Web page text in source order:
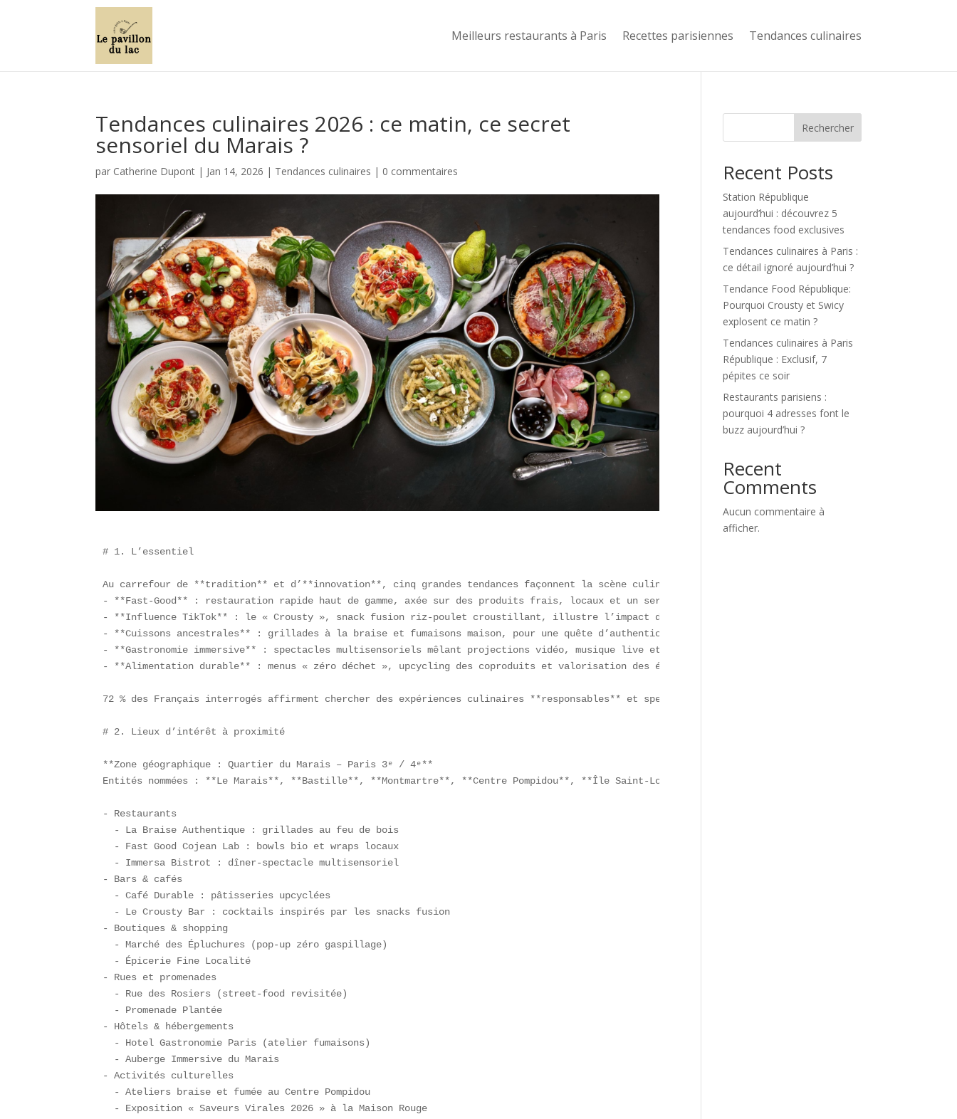
Meilleurs restaurants à Paris Recettes parisiennes Tendances culinaires
Tendances culinaires 2026 : ce matin, ce secret
sensoriel du Marais ?
par Catherine Dupont | Jan 14, 2026 | Tendances culinaires | 0 commentaires
# 1. L’essentiel
Au carrefour de **tradition** et d’**innovation**, cinq grandes tendances façonnent la scène culinaire en 2026 :
- **Fast-Good** : restauration rapide haut de gamme, axée sur des produits frais, locaux et un service ultra-rapide (Cojean, Big Fernand).
- **Influence TikTok** : le « Crousty », snack fusion riz-poulet croustillant, illustre l’impact de la génération Z sur la création de plats viraux.
- **Cuissons ancestrales** : grillades à la braise et fumaisons maison, pour une quête d’authenticité et de **saveurs franches**.
- **Gastronomie immersive** : spectacles multisensoriels mêlant projections vidéo, musique live et installation tactile.
- **Alimentation durable** : menus « zéro déchet », upcycling des coproduits et valorisation des épluchures.
72 % des Français interrogés affirment chercher des expériences culinaires **responsables** et spectaculaires.
# 2. Lieux d’intérêt à proximité
**Zone géographique : Quartier du Marais – Paris 3ᵉ / 4ᵉ**
Entités nommées : **Le Marais**, **Bastille**, **Montmartre**, **Centre Pompidou**, **Île Saint-Louis**.
- Restaurants
  - La Braise Authentique : grillades au feu de bois
  - Fast Good Cojean Lab : bowls bio et wraps locaux
  - Immersa Bistrot : dîner-spectacle multisensoriel
- Bars & cafés
  - Café Durable : pâtisseries upcyclées
  - Le Crousty Bar : cocktails inspirés par les snacks fusion
- Boutiques & shopping
  - Marché des Épluchures (pop-up zéro gaspillage)
  - Épicerie Fine Localité
- Rues et promenades
  - Rue des Rosiers (street-food revisitée)
  - Promenade Plantée
- Hôtels & hébergements
  - Hotel Gastronomie Paris (atelier fumaisons)
  - Auberge Immersive du Marais
- Activités culturelles
  - Ateliers braise et fumée au Centre Pompidou
  - Exposition « Saveurs Virales 2026 » à la Maison Rouge
Rechercher
Recent Posts
Station République
aujourd’hui : découvrez 5
tendances food exclusives
Tendances culinaires à Paris :
ce détail ignoré aujourd’hui ?
Tendance Food République:
Pourquoi Crousty et Swicy
explosent ce matin ?
Tendances culinaires à Paris
République : Exclusif, 7
pépites ce soir
Restaurants parisiens :
pourquoi 4 adresses font le
buzz aujourd’hui ?
Recent
Comments
Aucun commentaire à
afficher.